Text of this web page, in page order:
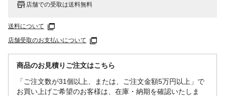
店舗での受取は送料無料
送料について
店舗受取のお支払いについて
商品のお見積りご注文はこちら
「ご注文数が31個以上、または、ご注文金額5万円以上」で
お買い上げご希望のお客様は、在庫・納期を確認いたしま